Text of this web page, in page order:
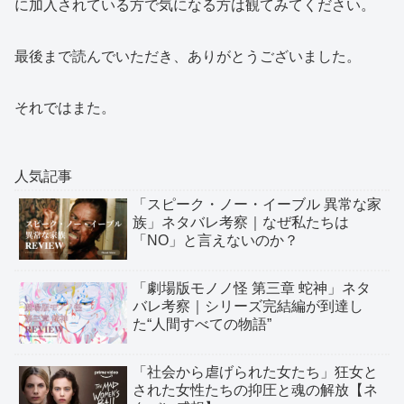
に加入されている方で気になる方は観てみてください。
最後まで読んでいただき、ありがとうございました。
それではまた。
人気記事
「スピーク・ノー・イーブル 異常な家
族」ネタバレ考察｜なぜ私たちは
「NO」と言えないのか？
「劇場版モノノ怪 第三章 蛇神」ネタ
バレ考察｜シリーズ完結編が到達し
た“人間すべての物語”
「社会から虐げられた女たち」狂女と
された女性たちの抑圧と魂の解放【ネ